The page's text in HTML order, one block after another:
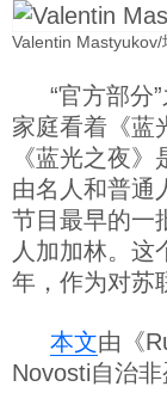
Valentin Mastyukov/
“官方部分
家庭看着《蓝
《蓝光之夜
由名人和普通
节目最早的一
人加加林。这
年，作为对苏
本文由《
Novosti自治